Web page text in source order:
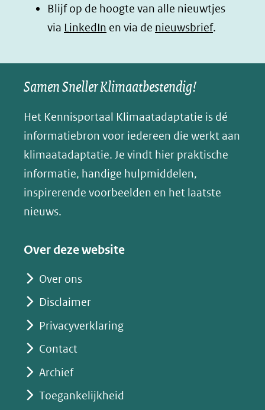
nieuw
venster)
naar
een
website)
nieuw
venster)
naar
een
website)
nieuw
venster)
naar
een
website)
B
l
e
s
y
(opent
in
nieuw
venster)
Blijf op de hoogte van alle nieuwtjes
via LinkedIn (opent
nieuw
venster)
naar
een
andere
website)
en via de nieuwsbrief.
Samen Sneller Klimaatbestendig!
Het Kennisportaal Klimaatadaptatie is dé
informatiebron voor iedereen die werkt aan
klimaatadaptatie. Je vindt hier praktische
informatie, handige hulpmiddelen,
inspirerende voorbeelden en het laatste
nieuws.
Over deze website
Over ons
Disclaimer
Privacyverklaring
Contact
Archief
Toegankelijkheid